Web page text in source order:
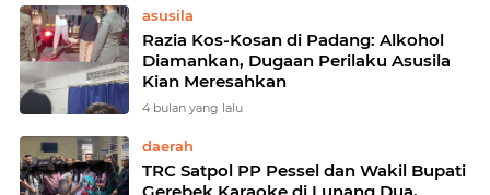
asusila
Razia Kos-Kosan di Padang: Alkohol
Diamankan, Dugaan Perilaku Asusila
Kian Meresahkan
4 bulan yang lalu
daerah
TRC Satpol PP Pessel dan Wakil Bupati